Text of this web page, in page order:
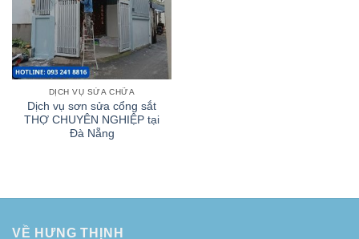
DỊCH VỤ SỬA CHỮA
Dịch vụ sơn sửa cổng sắt
THỢ CHUYÊN NGHIỆP tại
Đà Nẵng
VỀ HƯNG THỊNH